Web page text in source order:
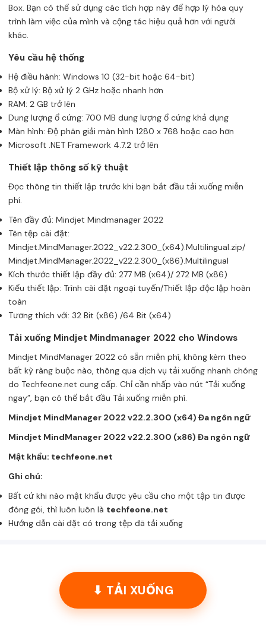
Box. Bạn có thể sử dụng các tích hợp này để hợp lý hóa quy
trình làm việc của mình và cộng tác hiệu quả hơn với người
khác.
Yêu cầu hệ thống
Hệ điều hành: Windows 10 (32-bit hoặc 64-bit)
Bộ xử lý: Bộ xử lý 2 GHz hoặc nhanh hơn
RAM: 2 GB trở lên
Dung lượng ổ cứng: 700 MB dung lượng ổ cứng khả dụng
Màn hình: Độ phân giải màn hình 1280 x 768 hoặc cao hơn
Microsoft .NET Framework 4.7.2 trở lên
Thiết lập thông số kỹ thuật
Đọc thông tin thiết lập trước khi bạn bắt đầu tải xuống miễn
phí.
Tên đầy đủ: Mindjet Mindmanager 2022
Tên tệp cài đặt:
Mindjet.MindManager.2022_v22.2.300_(x64).Multilingual.zip/
Mindjet.MindManager.2022_v22.2.300_(x86).Multilingual
Kích thước thiết lập đầy đủ: 277 MB (x64)/ 272 MB (x86)
Kiểu thiết lập: Trình cài đặt ngoại tuyến/Thiết lập độc lập hoàn
toàn
Tương thích với: 32 Bit (x86) /64 Bit (x64)
Tải xuống Mindjet Mindmanager 2022 cho Windows
Mindjet MindManager 2022 có sẵn miễn phí, không kèm theo
bất kỳ ràng buộc nào, thông qua dịch vụ tải xuống nhanh chóng
do Techfeone.net cung cấp. Chỉ cần nhấp vào nút “Tải xuống
ngay”, bạn có thể bắt đầu Tải xuống miễn phí.
Mindjet MindManager 2022 v22.2.300 (x64) Đa ngôn ngữ
Mindjet MindManager 2022 v22.2.300 (x86) Đa ngôn ngữ
Mật khẩu: techfeone.net
Ghi chú:
Bất cứ khi nào mật khẩu được yêu cầu cho một tập tin được
đóng gói, thì luôn luôn là techfeone.net
Hướng dẫn cài đặt có trong tệp đã tải xuống
⬇ TẢI XUỐNG